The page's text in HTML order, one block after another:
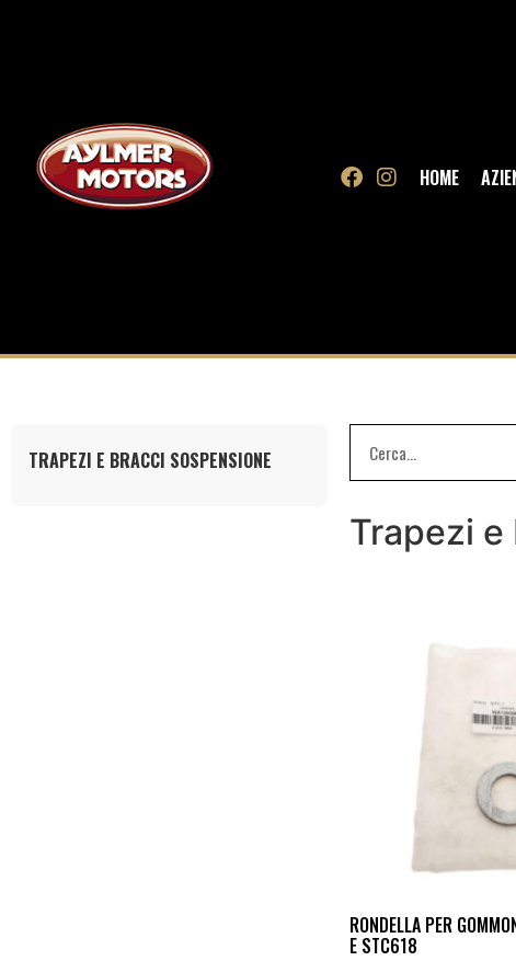
HOME
TRAPEZI E BRACCI SOSPENSIONE
Trapezi e
RONDELLA PER
E STC618